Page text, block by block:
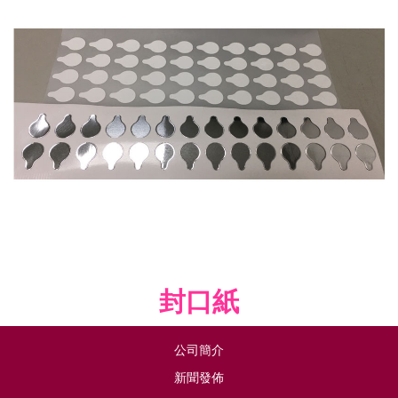
封口紙
公司簡介
新聞發佈